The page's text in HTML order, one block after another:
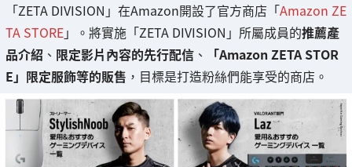
「ZETA DIVISION」在Amazon開設了官方商店「Amazon ZE
TA STORE」。將實施「ZETA DIVISION」所屬成員的推薦產
品介紹 、 限定影片內容的先行配信 、
「Amazon ZETA STOR
E」限定服飾等的販售 ，目標是打造粉絲們能享受的商店。